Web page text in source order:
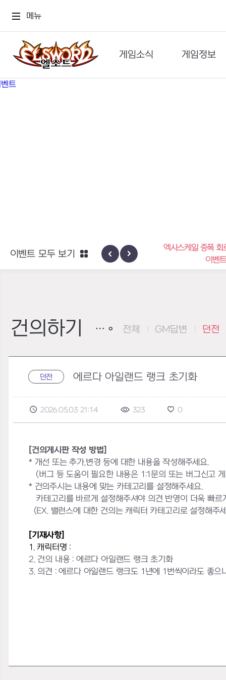
메뉴
게임소식
공지사항
게임정보
세계관
신규 지역 네블론
엑사스케일 증폭 회
이벤트
이벤트 모두 보기
건의하기 전체 GM답변 던전
던전 에르다 아일랜드 랭크 초기화
2026.05.03 21:14 323 0
[건의게시판 작성 방법]
* 개선 또는 추가,변경 등에 대한 내용을 작성해주세요.
(버그 등 도움이 필요한 내용은 1:1문의 또는 버그신고
* 건의주시는 내용에 맞는 카테고리를 설정해주세요.
카테고리를 바르게 설정해주셔야 의견 반영이 더욱 빠르
(EX. 밸런스에 대한 건의는 캐릭터 카테고리로 설정해주
[기재사항]
1. 캐릭터명 :
2. 건의 내용 : 에르다 아일랜드 랭크 초기화
3. 의견 : 에르다 아일랜드 랭크도 1년에 1번씩이라도 좋